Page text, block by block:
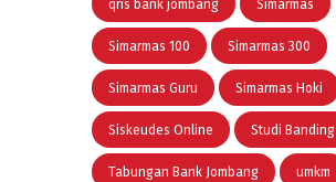
qris bank jombang Simarmas
Simarmas 100 Simarmas 300
Simarmas Guru Simarmas Hoki
Siskeudes Online Studi Banding
Tabungan Bank Jombang umkm